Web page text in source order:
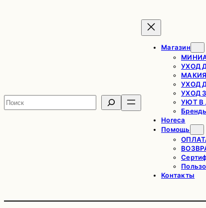
Поиск
Магазин
УХОД
УХОД
УХОД
УЮТ В
Horeca
Помощь
Контакты